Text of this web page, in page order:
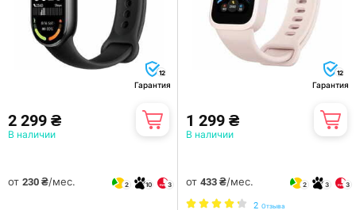
12
Гарантия
2 299 ₴
В наличии
от 230 ₴/мес. 2 10 3
12
Гарантия
1 299 ₴
В наличии
от 433 ₴/мес. 2 3 3
2 Отзыва